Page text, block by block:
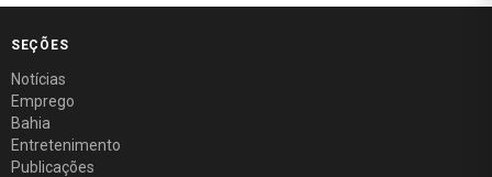
SEÇÕES
Notícias
Emprego
Bahia
Entretenimento
Publicações